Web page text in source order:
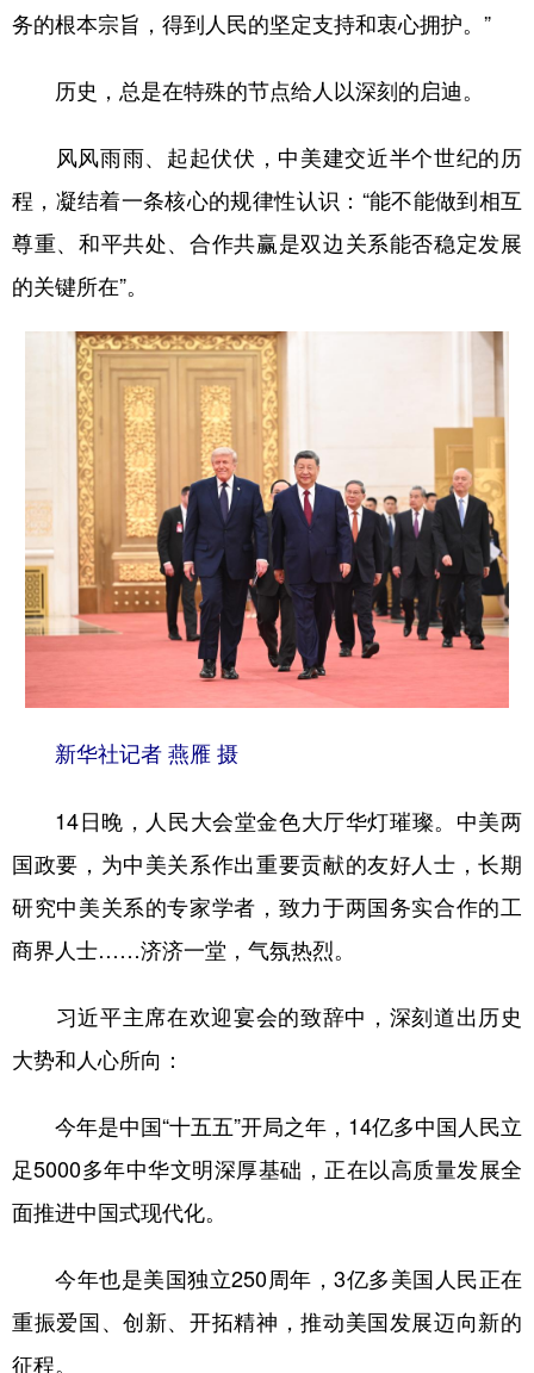
务的根本宗旨，得到人民的坚定支持和衷心拥护。”
历史，总是在特殊的节点给人以深刻的启迪。
风风雨雨、起起伏伏，中美建交近半个世纪的历
程，凝结着一条核心的规律性认识：“能不能做到相互
尊重、和平共处、合作共赢是双边关系能否稳定发展
的关键所在”。
新华社记者 燕雁 摄
14日晚，人民大会堂金色大厅华灯璀璨。中美两
国政要，为中美关系作出重要贡献的友好人士，长期
研究中美关系的专家学者，致力于两国务实合作的工
商界人士……济济一堂，气氛热烈。
习近平主席在欢迎宴会的致辞中，深刻道出历史
大势和人心所向：
今年是中国“十五五”开局之年，14亿多中国人民立
足5000多年中华文明深厚基础，正在以高质量发展全
面推进中国式现代化。
今年也是美国独立250周年，3亿多美国人民正在
重振爱国、创新、开拓精神，推动美国发展迈向新的
征程。